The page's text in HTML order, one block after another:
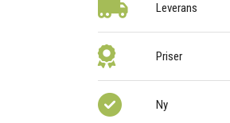
Leverans
Priser
Ny